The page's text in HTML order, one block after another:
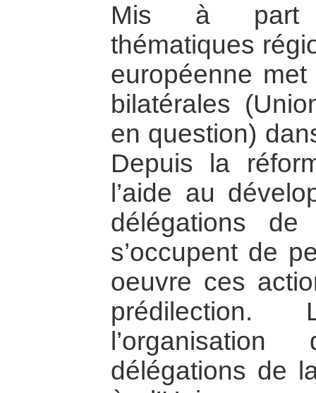
Mis à part
thématiques
européenne
bilatérales
en question)
Depuis la
l’aide au
délégations
s’occupent de
oeuvre ces
délégations de